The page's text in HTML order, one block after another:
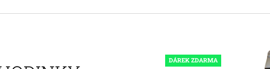
DÁREK ZDARMA
HODINKY
TRIATHLON